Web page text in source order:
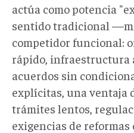
actúa como potencia
sentido tradicional
competidor funcional:
rápido, infraestructura
acuerdos sin
explícitas, una ventaja
trámites lentos,
exigencias de